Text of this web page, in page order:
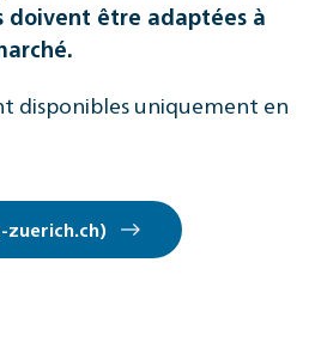
doivent être adaptées à
disponibles uniquement en